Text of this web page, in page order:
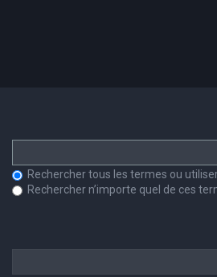
Rechercher tous les termes ou
Rechercher n’importe quel de ces